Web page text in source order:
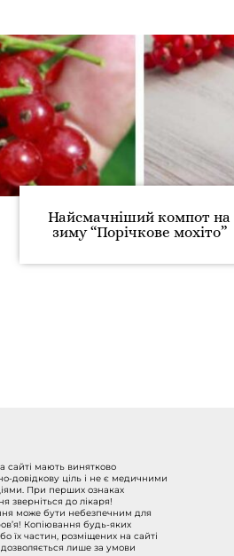
Найсмачніший компот на
зиму “Порічкове мохіто”
сайті мають винятково
довідкову ціль і не є медичними
При перших ознаках
зверніться до лікаря!
може бути небезпечним для
Копіювання будь-яких
їх частин, розміщених на сайті
дозволяється лише за умови